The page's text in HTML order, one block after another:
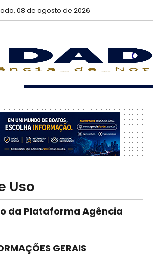
08 de agosto de 2026
Uso
da Plataforma Agência
GERAIS